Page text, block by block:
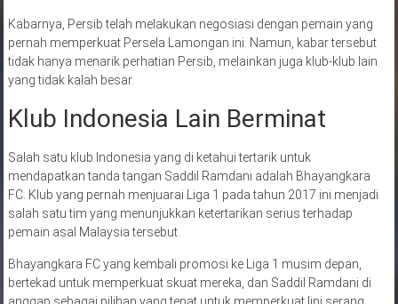
Kabarnya, Persib telah melakukan negosiasi dengan pemain yang
pernah memperkuat Persela Lamongan ini. Namun, kabar tersebut
tidak hanya menarik perhatian Persib, melainkan juga klub-klub lain
yang tidak kalah besar.
Klub Indonesia Lain Berminat
Salah satu klub Indonesia yang di ketahui tertarik untuk
mendapatkan tanda tangan Saddil Ramdani adalah Bhayangkara
FC. Klub yang pernah menjuarai Liga 1 pada tahun 2017 ini menjadi
salah satu tim yang menunjukkan ketertarikan serius terhadap
pemain asal Malaysia tersebut.
Bhayangkara FC yang kembali promosi ke Liga 1 musim depan,
bertekad untuk memperkuat skuat mereka, dan Saddil Ramdani di
anggap sebagai pilihan yang tepat untuk memperkuat lini serang